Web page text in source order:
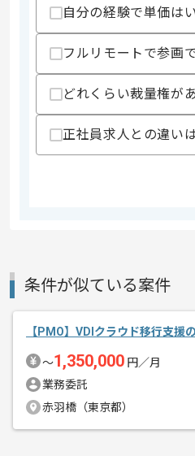
・多角
歓迎ス
・小売
スキル
メント
複数案
自分の経験で単価は
フルリモートで参画
どれくらい裁量権が
正社員求人との違い
条件が似ている案件
【PMO】VDIクラウド移行支援
〜1,350,000 円／月
業務委託
赤羽橋（東京都）